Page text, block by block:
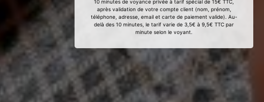
10 minutes de voyance privée à tarif spécial de 15€ TTC,
après validation de votre compte client (nom, prénom,
téléphone, adresse, email et carte de paiement valide). Au-
delà des 10 minutes, le tarif varie de 3,5€ à 9,5€ TTC par
minute selon le voyant.